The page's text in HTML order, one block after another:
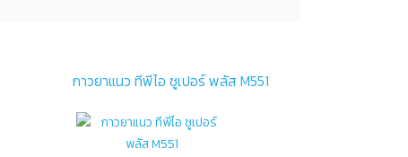
กาวยาแนว ทีพีไอ ซูเปอร์ พลัส M551